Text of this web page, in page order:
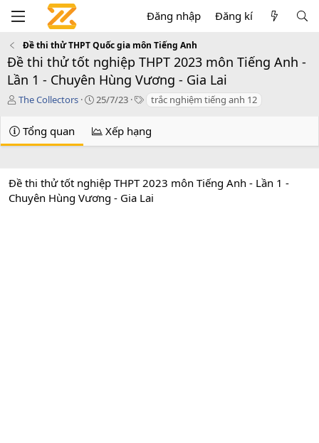
Đăng nhập Đăng kí
Đề thi thử THPT Quốc gia môn Tiếng Anh
Đề thi thử tốt nghiệp THPT 2023 môn Tiếng Anh -
Lần 1 - Chuyên Hùng Vương - Gia Lai
T
g
i
The Collectors
C
a
t
n
d
25/7/23
T
s
trắc nghiệm tiếng anh 12
Tổng quan Xếp hạng
Đề thi thử tốt nghiệp THPT 2023 môn Tiếng Anh - Lần 1 -
Chuyên Hùng Vương - Gia Lai